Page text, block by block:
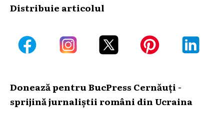
Distribuie articolul
Donează pentru BucPress Cernăuți -
sprijină jurnaliștii români din Ucraina